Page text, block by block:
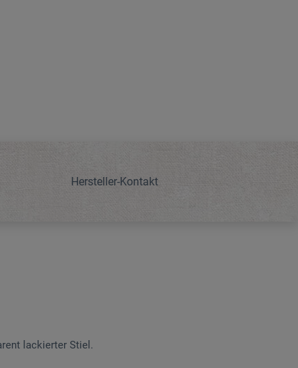
Hersteller-Kontakt
lackierter Stiel.